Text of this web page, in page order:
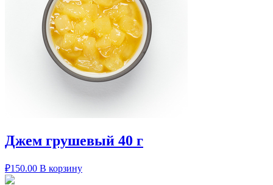
Джем грушевый 40 г
₽150.00 В корзину